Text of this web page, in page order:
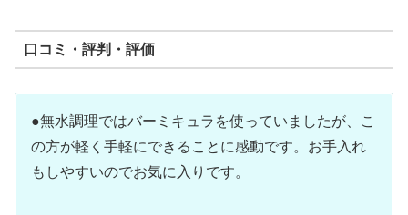
口コミ・評判・評価
●無水調理ではバーミキュラを使っていましたが、こ
の方が軽く手軽にできることに感動です。お手入れ
もしやすいのでお気に入りです。